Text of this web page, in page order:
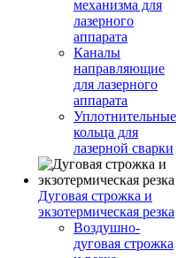
механизма для
лазерного
аппарата
Каналы
направляющие
для лазерного
аппарата
Уплотнительные
кольца для
лазерной сварки
Дуговая строжка и
экзотермическая резка
Воздушно-
дуговая строжка